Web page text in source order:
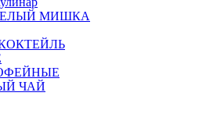
БЕЛЫЙ МИШКА
ЧАЙ